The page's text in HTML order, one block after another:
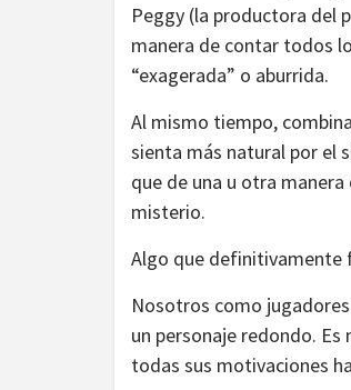
Peggy (la productora del
manera de contar todos
“exagerada” o aburrida.
Al mismo tiempo,
sienta más natural por el
que de una u otra
misterio.
Algo que definitivamente
Nosotros como
un personaje redondo.
todas sus motivaciones